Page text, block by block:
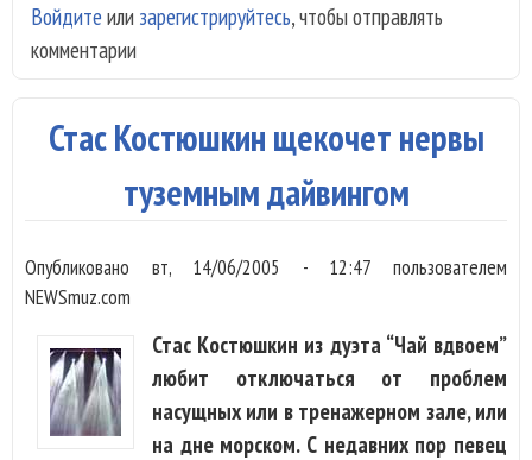
Войдите или зарегистрируйтесь, чтобы отправлять
комментарии
Стас Костюшкин щекочет нервы
туземным дайвингом
Опубликовано вт, 14/06/2005 - 12:47 пользователем
NEWSmuz.com
Стас Костюшкин из дуэта “Чай вдвоем”
любит отключаться от проблем
насущных или в тренажерном зале, или
на дне морском. С недавних пор певец